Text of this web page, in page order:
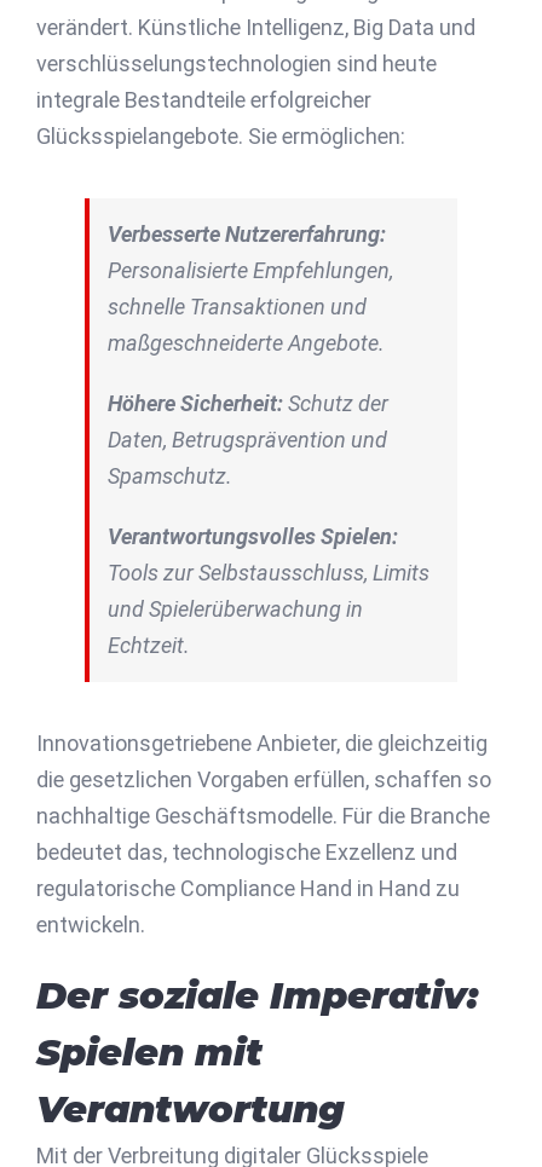
verändert. Künstliche Intelligenz, Big Data und
verschlüsselungstechnologien sind heute
integrale Bestandteile erfolgreicher
Glücksspielangebote. Sie ermöglichen:
Verbesserte Nutzererfahrung:
Personalisierte Empfehlungen,
schnelle Transaktionen und
maßgeschneiderte Angebote.
Höhere Sicherheit:Schutz der
Daten, Betrugsprävention und
Spamschutz.
Verantwortungsvolles Spielen:
Tools zur Selbstausschluss, Limits
und Spielerüberwachung in
Echtzeit.
Innovationsgetriebene Anbieter, die gleichzeitig
die gesetzlichen Vorgaben erfüllen, schaffen so
nachhaltige Geschäftsmodelle. Für die Branche
bedeutet das, technologische Exzellenz und
regulatorische Compliance Hand in Hand zu
entwickeln.
Der soziale Imperativ:
Spielen mit
Verantwortung
Mit der Verbreitung digitaler Glücksspiele